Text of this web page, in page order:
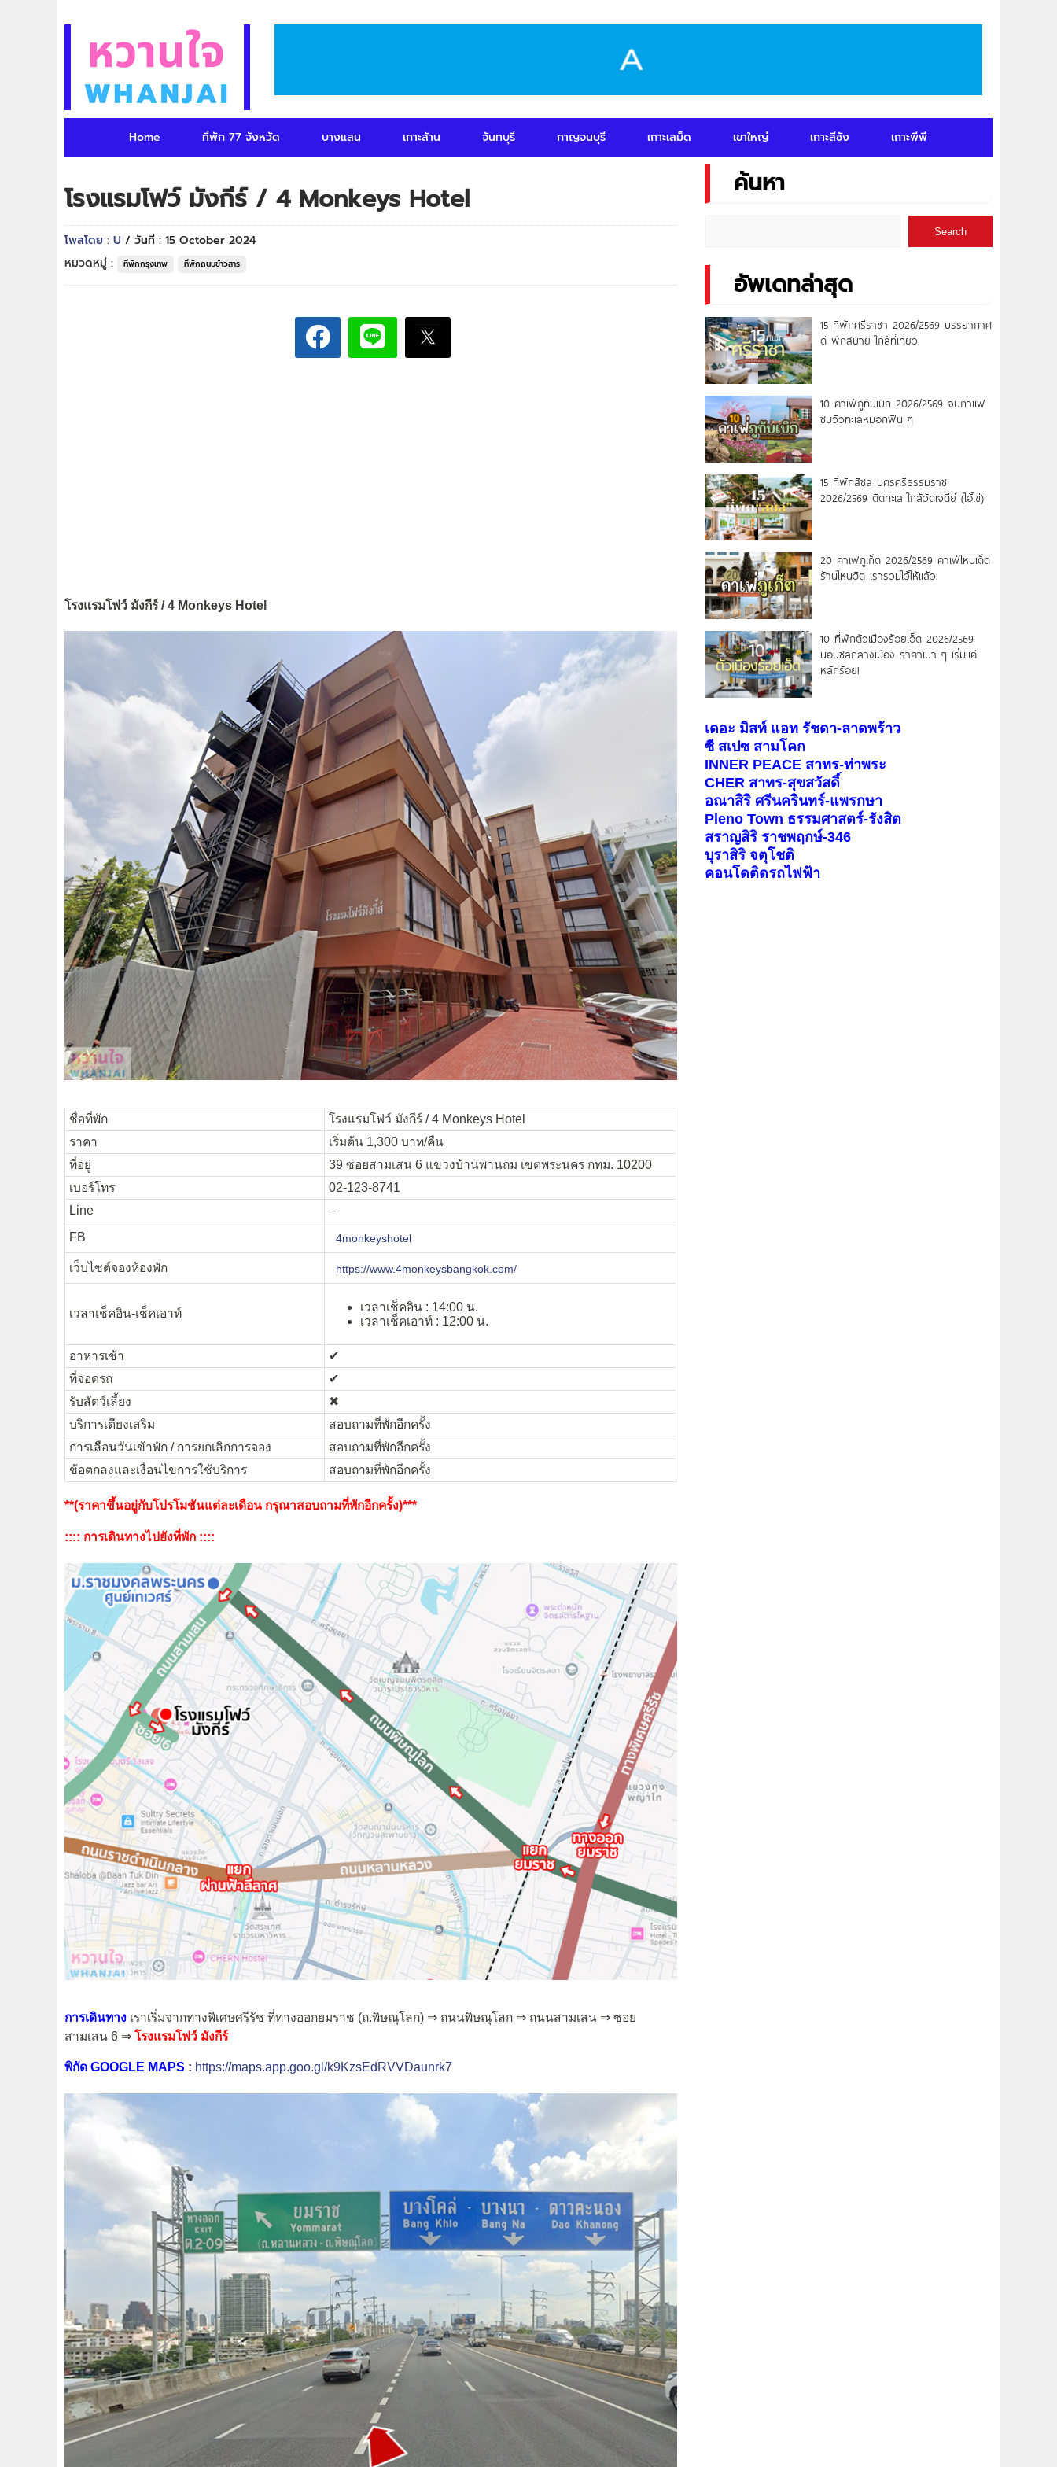
Home ที่พัก 77 จังหวัด บางแสน เกาะล้าน จันทบุรี กาญจนบุรี เกาะเสม็ด เขาใหญ่ เกาะสีชัง เกาะพีพี
โรงแรมโฟว์ มังกีร์ / 4 Monkeys Hotel
โพสโดย : U / วันที่ : 15 October 2024
หมวดหมู่ :
ที่พักกรุงเทพ ที่พักถนนข้าวสาร
โรงแรมโฟว์ มังกีร์ / 4 Monkeys Hotel
ชื่อที่พัก
โรงแรมโฟว์ มังกีร์ / 4 Monkeys Hotel
ราคา
เริ่มต้น 1,300 บาท/คืน
ที่อยู่
39 ซอยสามเสน 6 แขวงบ้านพานถม เขตพระนคร กทม. 10200
เบอร์โทร
02-123-8741
Line
–
FB
4monkeyshotel
เว็บไซต์จองห้องพัก https://www.4monkeysbangkok.com/
เวลาเช็คอิน-เช็คเอาท์
เวลาเช็คอิน : 14:00 น.
เวลาเช็คเอาท์ : 12:00 น.
อาหารเช้า
✔︎
ที่จอดรถ
✔︎
รับสัตว์เลี้ยง
✖︎
บริการเตียงเสริม
สอบถามที่พักอีกครั้ง
การเลือนวันเข้าพัก / การยกเลิกการจอง
สอบถามที่พักอีกครั้ง
ข้อตกลงและเงื่อนไขการใช้บริการ
สอบถามที่พักอีกครั้ง
**(ราคาขึ้นอยู่กับโปรโมชันแต่ละเดือน กรุณาสอบถามที่พักอีกครั้ง)***
:::: การเดินทางไปยังที่พัก ::::
การเดินทาง เราเริ่มจากทางพิเศษศรีรัช ที่ทางออกยมราช (ถ.พิษณุโลก) ⇒ ถนนพิษณุโลก ⇒ ถนนสามเสน ⇒ ซอย
สามเสน 6 ⇒ โรงแรมโฟว์ มังกีร์
พิกัด GOOGLE MAPS : https://maps.app.goo.gl/k9KzsEdRVVDaunrk7
ค้นหา
Search
อัพเดทล่าสุด
15 ที่พักศรีราชา 2026/2569 บรรยากาศ
ดี พักสบาย ใกล้ที่เที่ยว
10 คาเฟ่ภูทับเบิก 2026/2569 จิบกาแฟ
ชมวิวทะเลหมอกฟิน ๆ
15 ที่พักสิชล นครศรีธรรมราช
2026/2569 ติดทะเล ใกล้วัดเจดีย์ (ไอ้ไข่)
20 คาเฟ่ภูเก็ต 2026/2569 คาเฟ่ไหนเด็ด
ร้านไหนฮิต เรารวมไว้ให้แล้ว!
10 ที่พักตัวเมืองร้อยเอ็ด 2026/2569
นอนชิลกลางเมือง ราคาเบา ๆ เริ่มแค่
หลักร้อย!
เดอะ มิสท์ แอท รัชดา-ลาดพร้าว
ซี สเปซ สามโคก
INNER PEACE สาทร-ท่าพระ
CHER สาทร-สุขสวัสดิ์
อณาสิริ ศรีนครินทร์-แพรกษา
Pleno Town ธรรมศาสตร์-รังสิต
สราญสิริ ราชพฤกษ์-346
บุราสิริ จตุโชติ
คอนโดติดรถไฟฟ้า